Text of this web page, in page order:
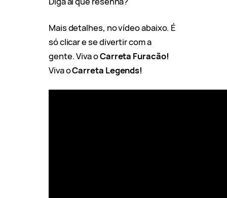
Mais detalhes, no vídeo abaixo. É
só clicar e se divertir com a
gente. Viva oCarreta Furacão!
Viva oCarreta Legends!